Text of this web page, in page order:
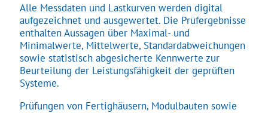
Alle Messdaten und Lastkurven werden digital
aufgezeichnet und ausgewertet. Die Prüfergebnisse
enthalten Aussagen über Maximal- und
Minimalwerte, Mittelwerte, Standardabweichungen
sowie statistisch abgesicherte Kennwerte zur
Beurteilung der Leistungsfähigkeit der geprüften
Systeme.
Prüfungen von Fertighäusern, Modulbauten sowie